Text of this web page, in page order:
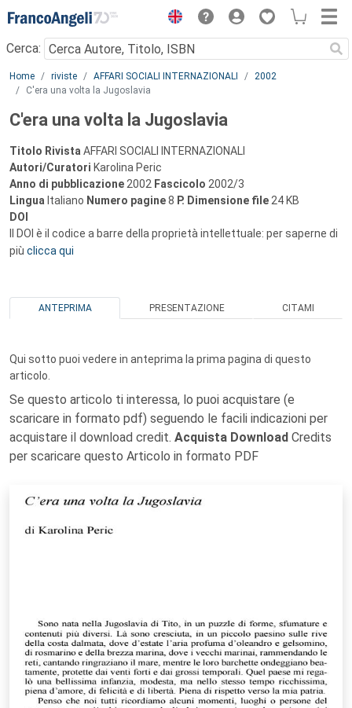
Menu
Cerca:
Main content
Home riviste AFFARI SOCIALI INTERNAZIONALI
2002
C'era una volta la Jugoslavia
C'era una volta la Jugoslavia
Titolo Rivista AFFARI SOCIALI INTERNAZIONALI
Autori/Curatori Karolina Peric
Anno di pubblicazione 2002 Fascicolo 2002/3
Lingua Italiano Numero pagine8 P. Dimensione file 24 KB
DOI
Il DOI è il codice a barre della proprietà intellettuale: per saperne di
più clicca qui
ANTEPRIMA PRESENTAZIONE CITAMI
Qui sotto puoi vedere in anteprima la prima pagina di questo
articolo.
Se questo articolo ti interessa, lo puoi acquistare (e
scaricare in formato pdf) seguendo le facili indicazioni per
acquistare il download credit. Acquista Download Credits
per scaricare questo Articolo in formato PDF